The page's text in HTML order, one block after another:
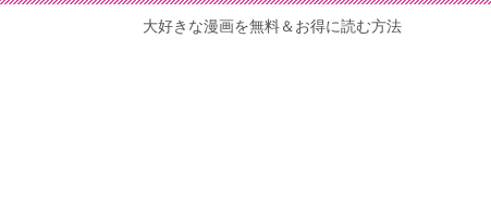
大好きな漫画を無料＆お得に読む方法